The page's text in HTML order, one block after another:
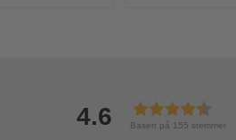
4.6 Basert på 155 stemmer